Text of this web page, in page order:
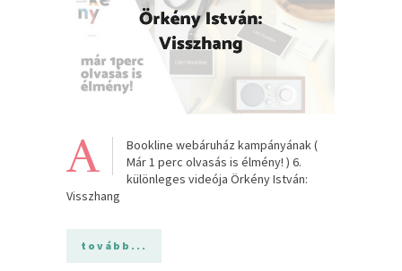
A
Bookline webáruház kampányának (
Már 1 perc olvasás is élmény! ) 6.
különleges videója Örkény István:
Visszhang
tovább...